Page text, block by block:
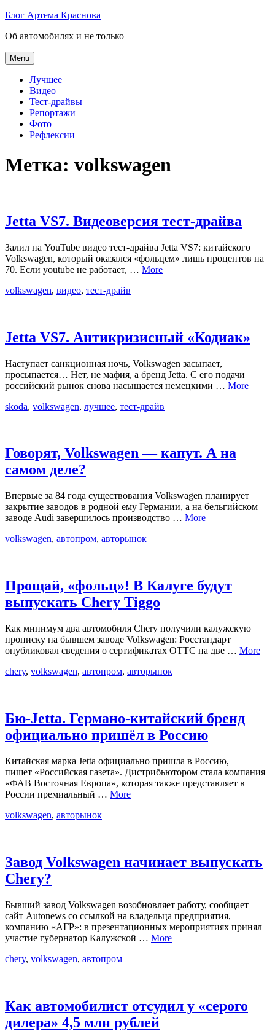
Skip
content
Блог Артема Краснова
Об автомобилях и не только
Menu
Лучшее
Видео
Тест-драйвы
Репортажи
Фото
Рефлексии
Метка: volkswagen
Jetta VS7. Видеоверсия тест-драйва
Залил на YouTube видео тест-драйва Jetta VS7: китайского
Volkswagen, который оказался «фольцем» лишь процентов на
70. Если youtube не работает, … More
volkswagen, видео, тест-драйв
Jetta VS7. Антикризисный «Кодиак»
Наступает санкционная ночь, Volkswagen засыпает,
просыпается… Нет, не мафия, а бренд Jetta. С его подачи
российский рынок снова насыщается немецкими … More
skoda, volkswagen, лучшее, тест-драйв
Говорят, Volkswagen — капут. А на
самом деле?
Впервые за 84 года существования Volkswagen планирует
закрытие заводов в родной ему Германии, а на бельгийском
заводе Audi завершилось производство … More
volkswagen, автопром, авторынок
Прощай, «фольц»! В Калуге будут
выпускать Chery Tiggo
Как минимум два автомобиля Chery получили калужскую
прописку на бывшем заводе Volkswagen: Росстандарт
опубликовал сведения о сертификатах ОТТС на две … More
chery, volkswagen, автопром, авторынок
Бю-Jetta. Германо-китайский бренд
официально пришёл в Россию
Китайская марка Jetta официально пришла в Россию,
пишет «Российская газета». Дистрибьютором стала компания
«ФАВ Восточная Европа», которая также представляет в
России премиальный … More
volkswagen, авторынок
Завод Volkswagen начинает выпускать
Chery?
Бывший завод Volkswagen возобновляет работу, сообщает
сайт Autonews со ссылкой на владельца предприятия,
компанию «АГР»: в презентационных мероприятиях принял
участие губернатор Калужской … More
chery, volkswagen, автопром
Как автомобилист отсудил у «серого
дилера» 4,5 млн рублей